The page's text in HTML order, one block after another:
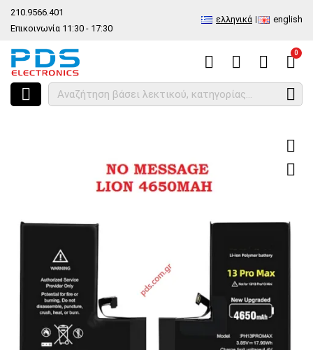
210.9566.401
Επικοινωνία 11:30 - 17:30
ελληνικά english
0
HOME Ανά Μάρκα - Μοντέλο Κινητά Apple iPhone 13 iPhone